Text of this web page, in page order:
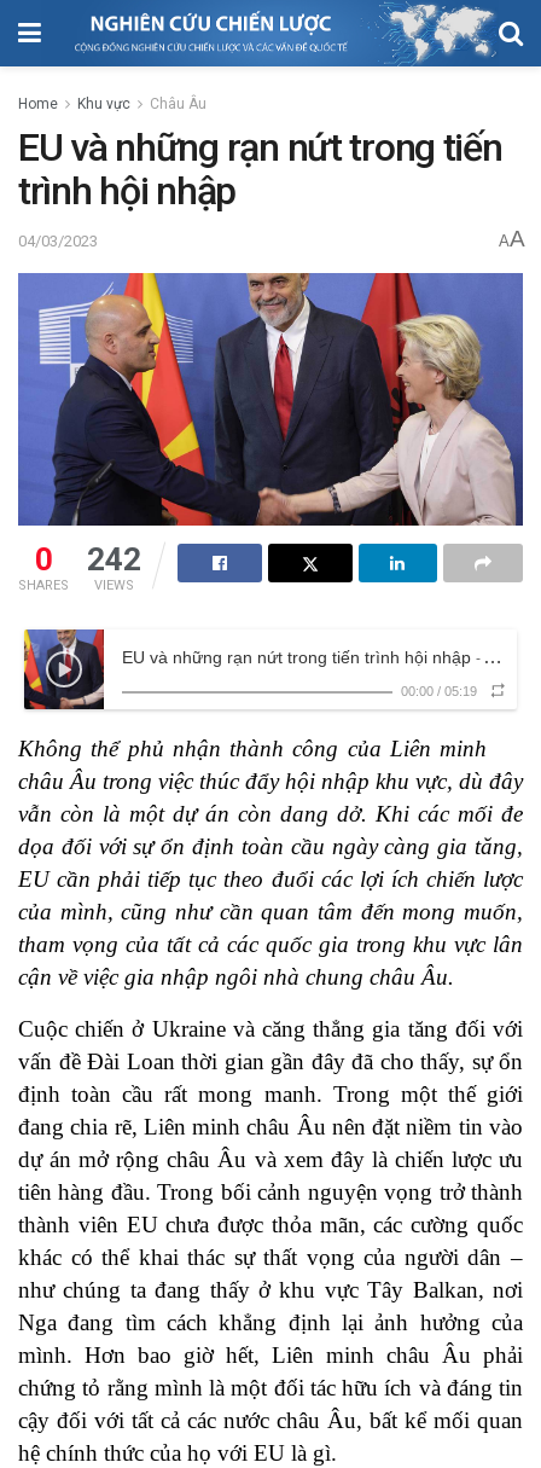
Home Khu vực Châu Âu
EU và những rạn nứt trong tiến
trình hội nhập
04/03/2023 AA
0
SHARES
242
VIEWS
EU và những rạn nứt trong tiến trình hội nhập - Audio
00:00 / 05:19
Không thể phủ nhận thành công của Liên minh
châu Âu trong việc thúc đẩy hội nhập khu vực, dù đây
vẫn còn là một dự án còn dang dở. Khi các mối đe
dọa đối với sự ổn định toàn cầu ngày càng gia tăng,
EU cần phải tiếp tục theo đuổi các lợi ích chiến lược
của mình, cũng như cần quan tâm đến mong muốn,
tham vọng của tất cả các quốc gia trong khu vực lân
cận về việc gia nhập ngôi nhà chung châu Âu.
Cuộc chiến ở Ukraine và căng thẳng gia tăng đối với
vấn đề Đài Loan thời gian gần đây đã cho thấy, sự ổn
định toàn cầu rất mong manh. Trong một thế giới
đang chia rẽ, Liên minh châu Âu nên đặt niềm tin vào
dự án mở rộng châu Âu và xem đây là chiến lược ưu
tiên hàng đầu. Trong bối cảnh nguyện vọng trở thành
thành viên EU chưa được thỏa mãn, các cường quốc
khác có thể khai thác sự thất vọng của người dân –
như chúng ta đang thấy ở khu vực Tây Balkan, nơi
Nga đang tìm cách khẳng định lại ảnh hưởng của
mình. Hơn bao giờ hết, Liên minh châu Âu phải
chứng tỏ rằng mình là một đối tác hữu ích và đáng tin
cậy đối với tất cả các nước châu Âu, bất kể mối quan
hệ chính thức của họ với EU là gì.